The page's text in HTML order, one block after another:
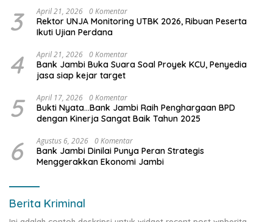
3 April 21, 2026 0 Komentar
Rektor UNJA Monitoring UTBK 2026, Ribuan Peserta
Ikuti Ujian Perdana
4 April 21, 2026 0 Komentar
Bank Jambi Buka Suara Soal Proyek KCU, Penyedia
jasa siap kejar target
5 April 17, 2026 0 Komentar
Bukti Nyata…Bank Jambi Raih Penghargaan BPD
dengan Kinerja Sangat Baik Tahun 2025
6 Agustus 6, 2026 0 Komentar
Bank Jambi Dinilai Punya Peran Strategis
Menggerakkan Ekonomi Jambi
Berita Kriminal